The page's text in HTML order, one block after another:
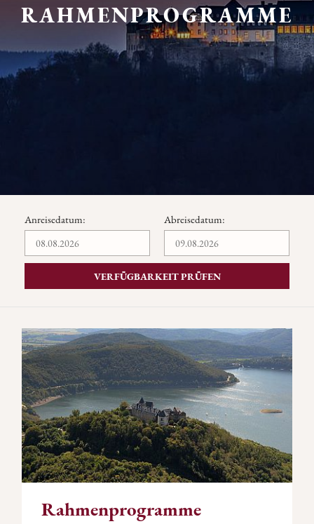
RAHMENPROGRAMME
Anreisedatum: Abreisedatum:
VERFÜGBARKEIT PRÜFEN
Rahmenprogramme